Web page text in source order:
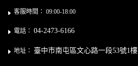
客服時間： 09:00-18:00
電話： 04-2473-6166
地址： 臺中市南屯區文心路一段53號1樓